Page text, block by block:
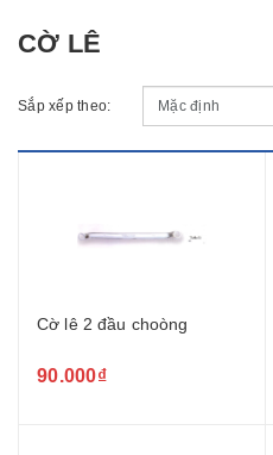
CỜ LÊ
Sắp xếp theo:
Cờ lê 2 đầu choòng
90.000₫